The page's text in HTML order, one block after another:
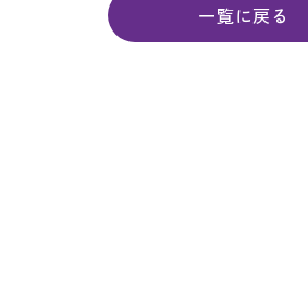
一覧に戻る